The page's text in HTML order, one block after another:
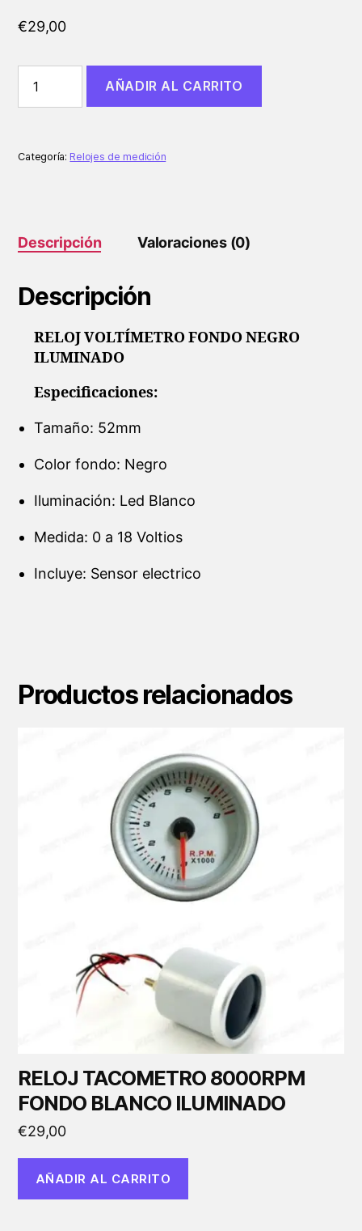
€29,00
VOLTÍMETRO
FONDO
cantidad
AÑADIR AL CARRITO
Categoría: Relojes de medición
Descripción Valoraciones (0)
Descripción
RELOJ VOLTÍMETRO FONDO NEGRO
ILUMINADO
Especificaciones:
Tamaño: 52mm
Color fondo: Negro
Iluminación: Led Blanco
Medida: 0 a 18 Voltios
Incluye: Sensor electrico
Productos relacionados
RELOJ TACOMETRO 8000RPM
FONDO BLANCO ILUMINADO
€29,00
AÑADIR AL CARRITO